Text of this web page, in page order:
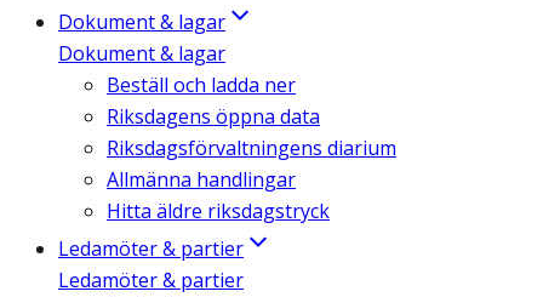
Dokument & lagar
Dokument & lagar
Beställ och ladda ner
Riksdagens öppna data
Riksdagsförvaltningens diarium
Allmänna handlingar
Hitta äldre riksdagstryck
Ledamöter & partier
Ledamöter & partier